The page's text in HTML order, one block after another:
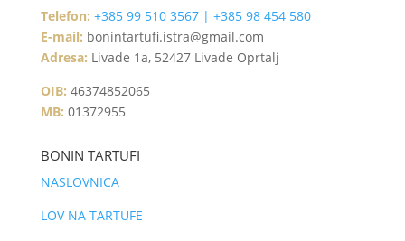
Telefon: +385 99 510 3567 | +385 98 454 580
E-mail: bonintartufi.istra@gmail.com
Adresa: Livade 1a, 52427 Livade Oprtalj
OIB: 46374852065
MB: 01372955
BONIN TARTUFI
NASLOVNICA
LOV NA TARTUFE